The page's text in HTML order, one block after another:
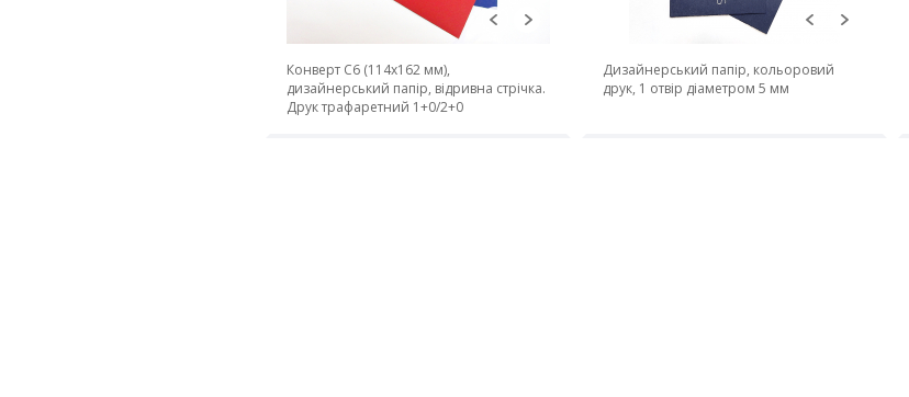
Конверт С6 (114х162 мм),
дизайнерський папір, відривна стрічка.
Друк трафаретний 1+0/2+0
Дизайнерський папір, кольоровий
друк, 1 отвір діаметром 5 мм